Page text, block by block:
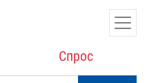
Спрос